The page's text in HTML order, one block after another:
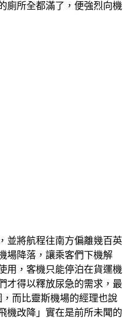
場降落，讓乘客們下機解
用，客機只能停泊在貨運機
才得以釋放尿急的需求，最
而比靈斯機場的經理也說
機改降」實在是前所未聞的